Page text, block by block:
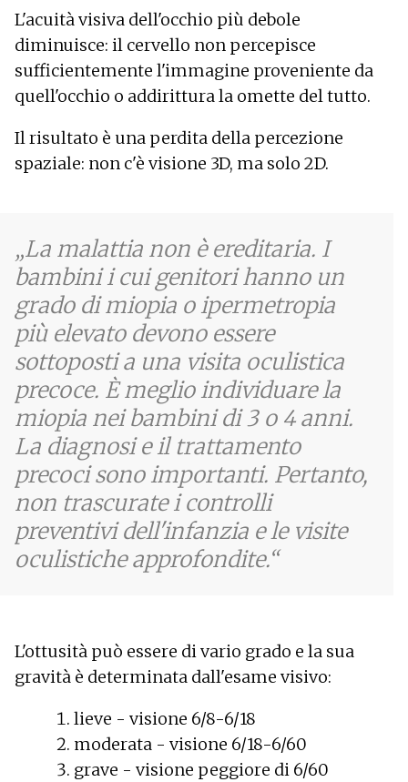
L'acuità visiva dell'occhio più debole
diminuisce: il cervello non percepisce
sufficientemente l'immagine proveniente da
quell'occhio o addirittura la omette del tutto.
Il risultato è una perdita della percezione
spaziale: non c'è visione 3D, ma solo 2D.
La malattia non è ereditaria. I
bambini i cui genitori hanno un
grado di miopia o ipermetropia
più elevato devono essere
sottoposti a una visita oculistica
precoce. È meglio individuare la
miopia nei bambini di 3 o 4 anni.
La diagnosi e il trattamento
precoci sono importanti. Pertanto,
non trascurate i controlli
preventivi dell'infanzia e le visite
oculistiche approfondite.
L'ottusità può essere di vario grado e la sua
gravità è determinata dall'esame visivo:
lieve - visione 6/8-6/18
moderata - visione 6/18-6/60
grave - visione peggiore di 6/60